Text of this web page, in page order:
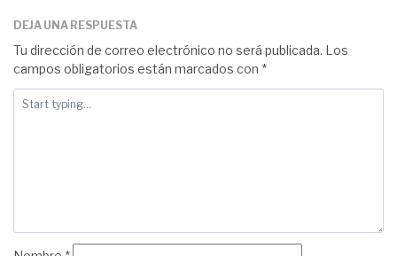
DEJA UNA RESPUESTA
Tu dirección de correo electrónico no será publicada. Los
campos obligatorios están marcados con *